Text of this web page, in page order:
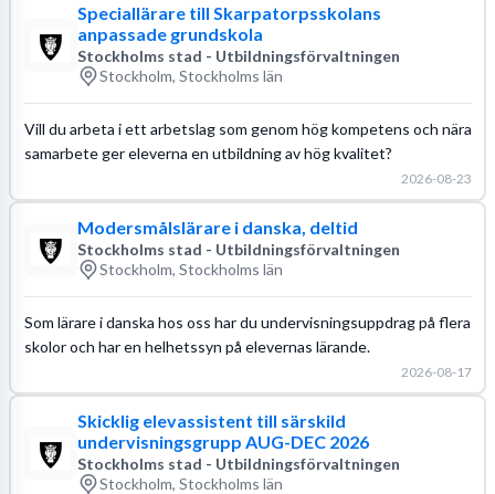
Speciallärare till Skarpatorpsskolans
anpassade grundskola
Stockholms stad - Utbildningsförvaltningen
Stockholm, Stockholms län
Vill du arbeta i ett arbetslag som genom hög kompetens och nära
samarbete ger eleverna en utbildning av hög kvalitet?
2026-08-23
Modersmålslärare i danska, deltid
Stockholms stad - Utbildningsförvaltningen
Stockholm, Stockholms län
Som lärare i danska hos oss har du undervisningsuppdrag på flera
skolor och har en helhetssyn på elevernas lärande.
2026-08-17
Skicklig elevassistent till särskild
undervisningsgrupp AUG-DEC 2026
Stockholms stad - Utbildningsförvaltningen
Stockholm, Stockholms län